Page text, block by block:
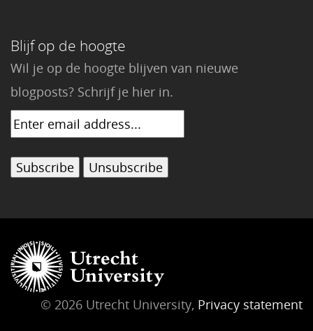
Blijf op de hoogte
Wil je op de hoogte blijven van nieuwe
blogposts? Schrijf je hier in.
© 2026 Utrecht University, Privacy statement